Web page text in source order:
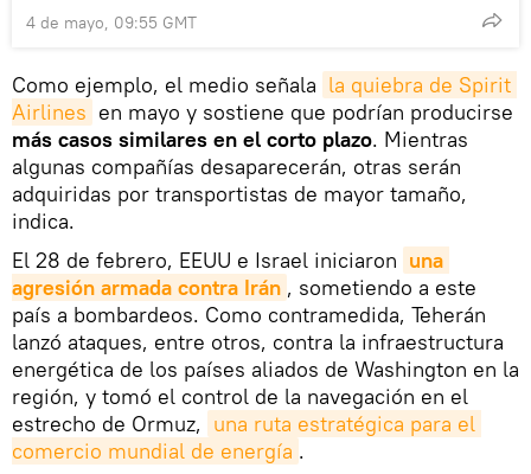
4 de mayo, 09:55 GMT
Como ejemplo, el medio señala la quiebra de Spirit
Airlines en mayo y sostiene que podrían producirse
más casos similares en el corto plazo. Mientras
algunas compañías desaparecerán, otras serán
adquiridas por transportistas de mayor tamaño,
indica.
El 28 de febrero, EEUU e Israel iniciaron una
agresión armada contra Irán , sometiendo a este
país a bombardeos. Como contramedida, Teherán
lanzó ataques, entre otros, contra la infraestructura
energética de los países aliados de Washington en la
región, y tomó el control de la navegación en el
estrecho de Ormuz, una ruta estratégica para el
comercio mundial de energía .